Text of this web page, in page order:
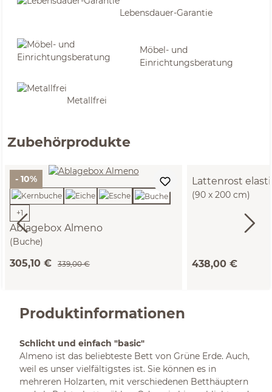
Lebensdauer-Garantie
Möbel- und
Einrichtungsberatung
Metallfrei
Zubehörprodukte
- 10%
Ablagebox Almeno
(Buche)
+1
305,10 € 339,00 €
Lattenrost
(90 x 200 cm)
438,00 €
Produktinformationen
Schlicht und einfach "basic"
Almeno ist das beliebteste Bett von Grüne Erde. Auch,
weil es unser vielfältigstes ist. Sie können es in
mehreren Holzarten, mit verschiedenen Betthäuptern